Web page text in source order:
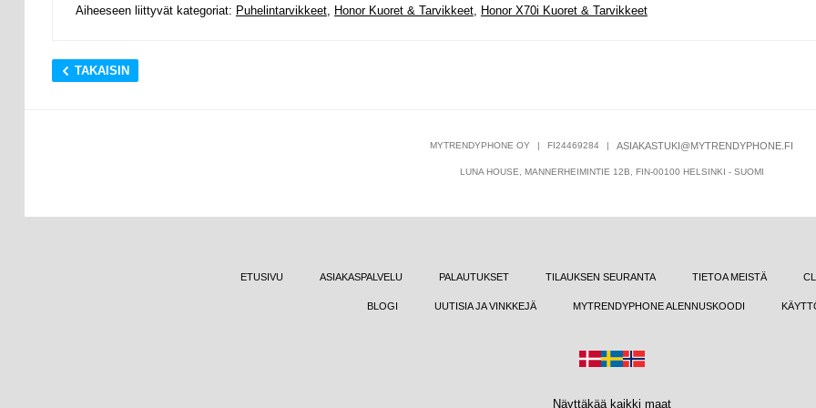
Aiheeseen liittyvät kategoriat: Puhelintarvikkeet, Honor Kuoret & Tarvikkeet, Honor X70i Kuoret & Tarvikkeet
TAKAISIN
MYTRENDYPHONE OY | FI24469284 | ASIAKASTUKI@MYTRENDYPHONE.FI
LUNA HOUSE, MANNERHEIMINTIE 12B, FIN-00100 HELSINKI - SUOMI
ETUSIVU ASIAKASPALVELU PALAUTUKSET TILAUKSEN SEURANTA TIETOA MEISTÄ
BLOGI UUTISIA JA VINKKEJÄ MYTRENDYPHONE ALENNUSKOODI
Näyttäkää kaikki maat